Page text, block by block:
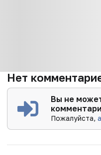
Нет
Вы не
Пожалуйста,